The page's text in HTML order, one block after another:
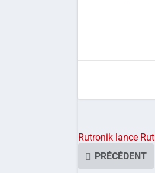
Rutronik lance
PRÉCÉDENT